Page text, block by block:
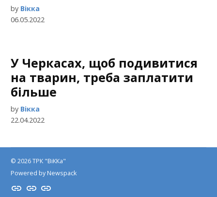
by Вікка
06.05.2022
У Черкасах, щоб подивитися
на тварин, треба заплатити
більше
by Вікка
22.04.2022
© 2026 ТРК "ВіККа"
Powered by Newspack
Insta
YouTube
FB